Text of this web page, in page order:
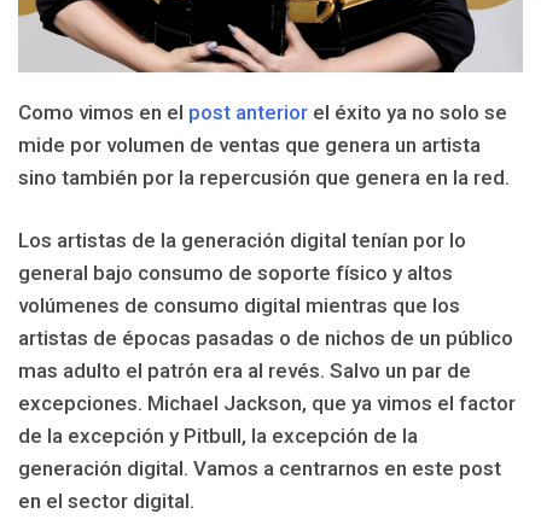
Como vimos en el post anterior el éxito ya no solo se
mide por volumen de ventas que genera un artista
sino también por la repercusión que genera en la red.
Los artistas de la generación digital tenían por lo
general bajo consumo de soporte físico y altos
volúmenes de consumo digital mientras que los
artistas de épocas pasadas o de nichos de un público
mas adulto el patrón era al revés. Salvo un par de
excepciones. Michael Jackson, que ya vimos el factor
de la excepción y Pitbull, la excepción de la
generación digital. Vamos a centrarnos en este post
en el sector digital.